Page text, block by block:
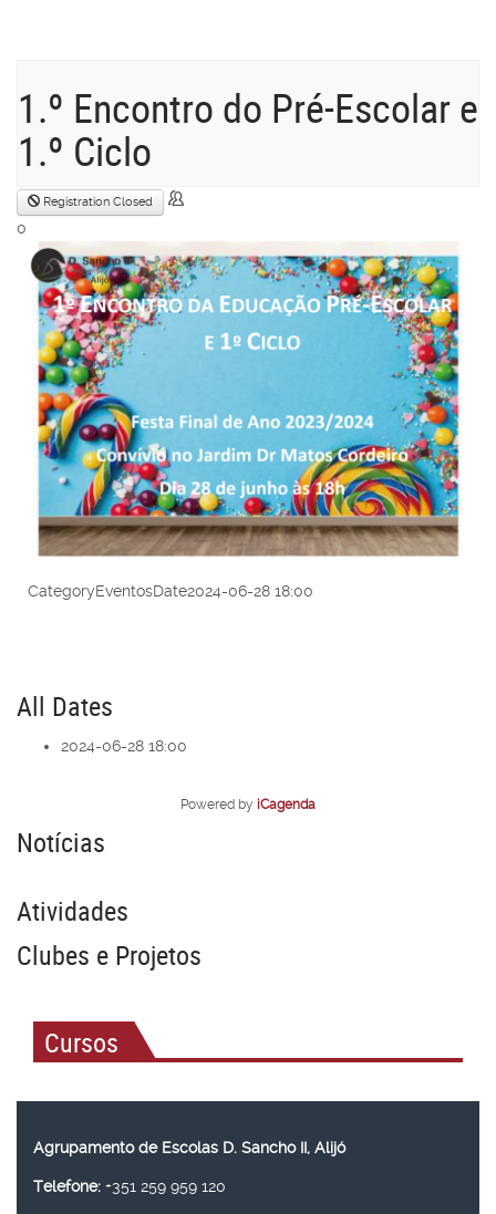
1.º Encontro do Pré-Escolar e
1.º Ciclo
Registration Closed
0
CategoryEventosDate2024-06-28 18:00
All Dates
2024-06-28 18:00
Powered by iCagenda
Notícias
Atividades
Clubes e Projetos
Cursos
Agrupamento de Escolas D. Sancho II, Alijó
Telefone: +351 259 959 120